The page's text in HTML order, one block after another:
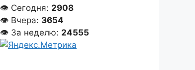
👁 Сегодня: 2908
👁 Вчера: 3654
👁 За неделю: 24555